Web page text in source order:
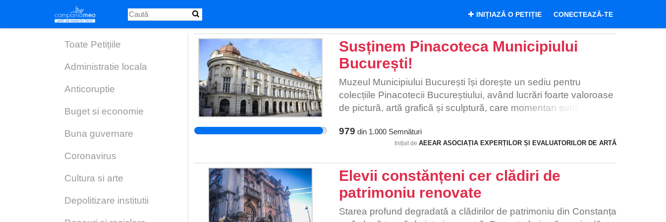
main
INIȚIAZĂ O PETIȚIE CONECTEAZĂ-TE
Toate Petițiile
Administratie locala
Anticoruptie
Buget si economie
Buna guvernare
Coronavirus
Cultura si arte
Depolitizare institutii
Susținem Pinacoteca Municipiului
București!
Muzeul Municipiului București își dorește un sediu pentru
colecțiile Pinacotecii Bucureștiului, având lucrări foarte valoroase
de pictură, artă grafică și sculptură, care momentan sunt
adevărata valoare publicului. Secția de Artă a MMB pregătește
de câteva luni un proiect de anvergură pentru organizarea unui
lucrări (peste 5500), important ar fi ca imobilul primit să fie de
dimenisune monumentală. Proiectul noii Pinacoteci cuprinde și
posibilitatea de a vizita depozitele muzeului, de a organiza
expoziții temporare ale artiștilor conteporani și de a crea un
979 din 1.000Semnături
Inițiat de AEEAR ASOCIAȚIA EXPERȚILOR ȘI EVALUATORILOR DE ARTĂ
Elevii constănțeni cer clădiri de
patrimoniu renovate
Starea profund degradată a clădirilor de patrimoniu din Constanța